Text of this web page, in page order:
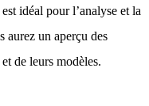
idéal pour l’analyse et la
aurez un aperçu des
de leurs modèles.